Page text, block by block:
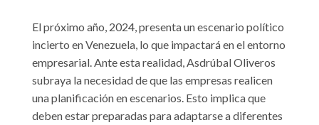
El próximo año, 2024, presenta un escenario político
incierto en Venezuela, lo que impactará en el entorno
empresarial. Ante esta realidad, Asdrúbal Oliveros
subraya la necesidad de que las empresas realicen
una planificación en escenarios. Esto implica que
deben estar preparadas para adaptarse a diferentes